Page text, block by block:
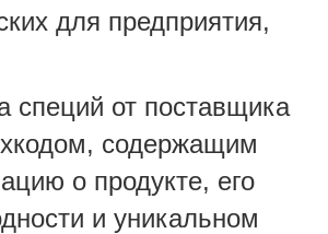
для предприятия,
специй от поставщика
содержащим
о продукте, его
и уникальном